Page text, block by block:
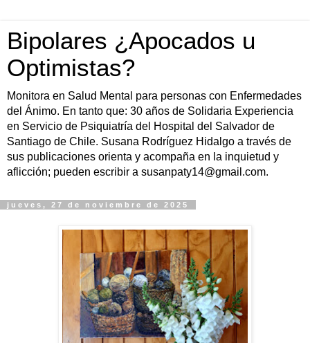
Bipolares ¿Apocados u
Optimistas?
Monitora en Salud Mental para personas con Enfermedades
del Ánimo. En tanto que: 30 años de Solidaria Experiencia
en Servicio de Psiquiatría del Hospital del Salvador de
Santiago de Chile. Susana Rodríguez Hidalgo a través de
sus publicaciones orienta y acompaña en la inquietud y
aflicción; pueden escribir a susanpaty14@gmail.com.
jueves, 27 de noviembre de 2025